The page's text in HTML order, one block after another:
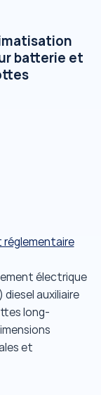
batterie et
réglementaire
électrique
auxiliaire
long-
et